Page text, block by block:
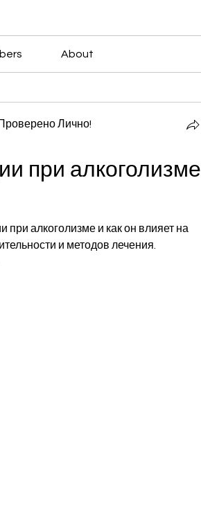
About
Лично!
при алкоголизме
при алкоголизме и как он влияет на
и методов лечения.